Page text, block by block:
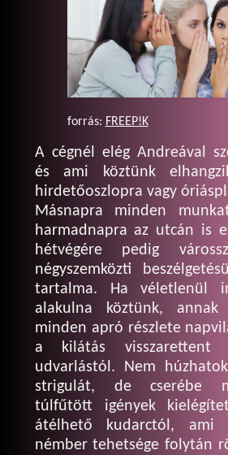
forrás: FREEP!K
A cégnél elég Andreával
és ami köztünk
hirdetőoszlopra vagy
Másnapra minden
harmadnapra az utcán is
hétvégére pedig
négyszemközti
tartalma. Ha véletlenül
alakulna köztünk, annak
minden apró részlete
a kilátás visszarettent
udvarlástól. Nem
strigulát, de cserébe
túlfűtött igények
átélhető kudarctól, ami
némber tehetsége folytán